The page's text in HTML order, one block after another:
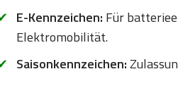
E-Kennzeichen: Für
Elektromobilität.
Saisonkennzeichen: